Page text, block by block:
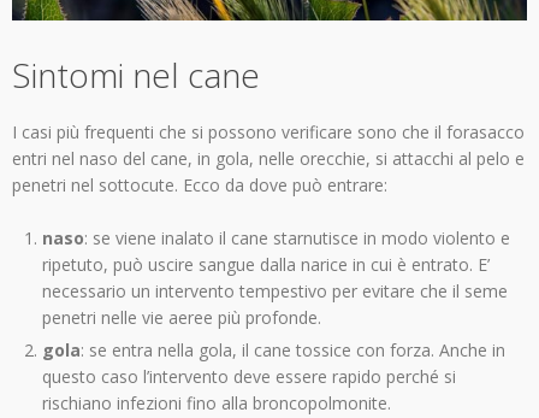
Sintomi nel cane
I casi più frequenti che si possono verificare sono che il forasacco
entri nel naso del cane, in gola, nelle orecchie, si attacchi al pelo e
penetri nel sottocute. Ecco da dove può entrare:
naso: se viene inalato il cane starnutisce in modo violento e
ripetuto, può uscire sangue dalla narice in cui è entrato. E’
necessario un intervento tempestivo per evitare che il seme
penetri nelle vie aeree più profonde.
gola: se entra nella gola, il cane tossice con forza. Anche in
questo caso l’intervento deve essere rapido perché si
rischiano infezioni fino alla broncopolmonite.